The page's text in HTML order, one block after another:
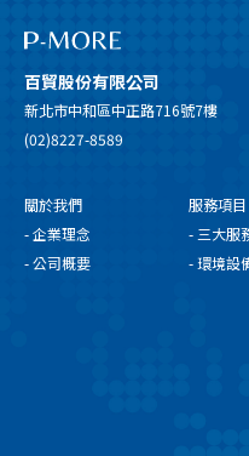
百貿股份有限公司
新北市中和區中正路716號7樓
(02)8227-8589
關於我們
- 企業理念
- 公司概要
服務項目
- 三大服
- 環境設